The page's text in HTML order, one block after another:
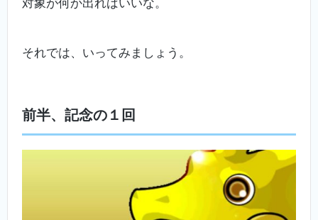
それでは、いってみましょう。
前半、記念の１回